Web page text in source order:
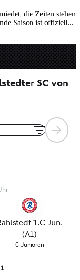
die Zeiten stehen
Saison ist offiziell...